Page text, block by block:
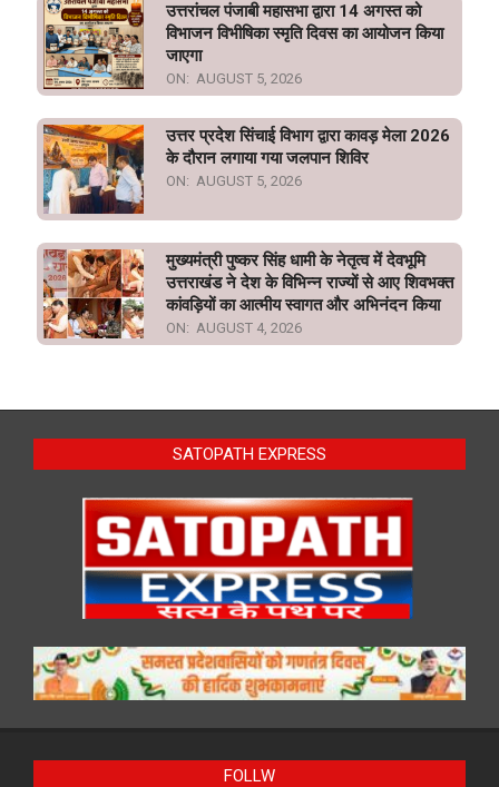
उत्तरांचल पंजाबी महासभा द्वारा 14 अगस्त को
विभाजन विभीषिका स्मृति दिवस का आयोजन किया
जाएगा
ON: AUGUST 5, 2026
उत्तर प्रदेश सिंचाई विभाग द्वारा कावड़ मेला 2026
के दौरान लगाया गया जलपान शिविर
ON: AUGUST 5, 2026
मुख्यमंत्री पुष्कर सिंह धामी के नेतृत्व में देवभूमि
उत्तराखंड ने देश के विभिन्न राज्यों से आए शिवभक्त
कांवड़ियों का आत्मीय स्वागत और अभिनंदन किया
ON: AUGUST 4, 2026
SATOPATH EXPRESS
FOLLW